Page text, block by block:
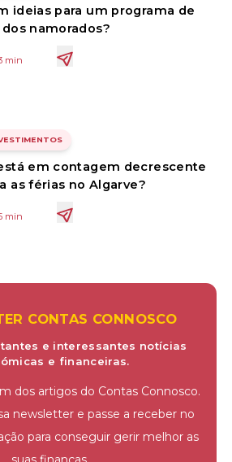
ideias para um programa de
dos namorados?
min
em contagem decrescente
as férias no Algarve?
min
CONTAS CONNOSCO
e interessantes notícias
e financeiras.
dos artigos do Contas Connosco.
newsletter e passe a receber no
para conseguir gerir melhor as